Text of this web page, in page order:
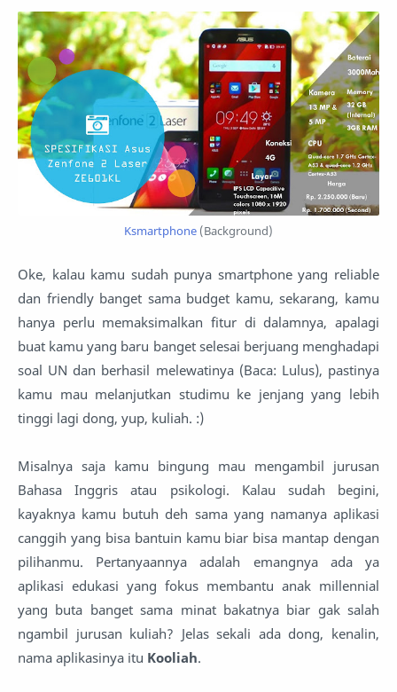
Ksmartphone (Background)
Oke, kalau kamu sudah punya smartphone yang reliable
dan friendly banget sama budget kamu, sekarang, kamu
hanya perlu memaksimalkan fitur di dalamnya, apalagi
buat kamu yang baru banget selesai berjuang menghadapi
soal UN dan berhasil melewatinya (Baca: Lulus), pastinya
kamu mau melanjutkan studimu ke jenjang yang lebih
tinggi lagi dong, yup, kuliah. :)
Misalnya saja kamu bingung mau mengambil jurusan
Bahasa Inggris atau psikologi. Kalau sudah begini,
kayaknya kamu butuh deh sama yang namanya aplikasi
canggih yang bisa bantuin kamu biar bisa mantap dengan
pilihanmu. Pertanyaannya adalah emangnya ada ya
aplikasi edukasi yang fokus membantu anak millennial
yang buta banget sama minat bakatnya biar gak salah
ngambil jurusan kuliah? Jelas sekali ada dong, kenalin,
nama aplikasinya itu Kooliah.